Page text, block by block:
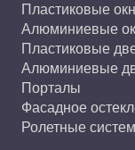
Пластиковые
Алюминиевые
Пластиковые
Алюминиевые
Порталы
Фасадное
Ролетные